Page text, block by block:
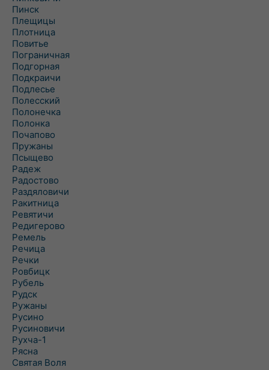
Пинск
Плещицы
Плотница
Повитье
Пограничная
Подгорная
Подкраичи
Подлесье
Полесский
Полонечка
Полонка
Почапово
Пружаны
Псыщево
Радеж
Радостово
Раздяловичи
Ракитница
Ревятичи
Редигерово
Ремель
Речица
Речки
Ровбицк
Рубель
Рудск
Ружаны
Русино
Русиновичи
Рухча-1
Рясна
Святая Воля